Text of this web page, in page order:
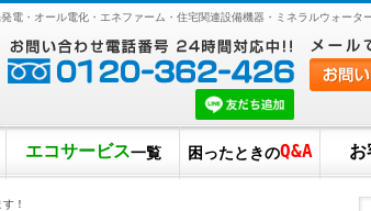
・オール電化・エネファーム・住宅関連設備機器・ミネラルウォータ
エコサービス一覧 困ったときのQ&A お
！